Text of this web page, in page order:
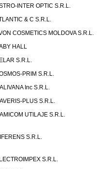
INTER OPTIC S.R.L.
& C S.R.L.
COSMETICS MOLDOVA S.R.L.
HALL
S.R.L.
PRIM S.R.L.
Inc S.R.L.
PLUS S.R.L.
UTILAJE S.R.L.
S.R.L.
S.R.L.